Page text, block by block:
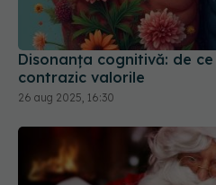
Disonanța cognitivă: de
contrazic valorile
26 aug 2025, 16:30